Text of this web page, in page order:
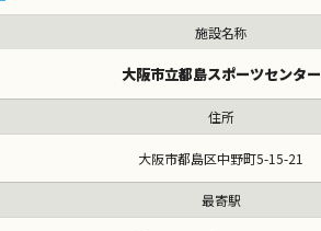
施設名称
大阪市立都島スポーツセンター
住所
大阪市都島区中野町5-15-21
最寄駅